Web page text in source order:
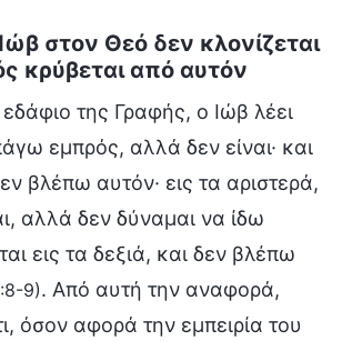
στον Θεό δεν κλονίζεται
κρύβεται από αυτόν
της Γραφής, ο Ιώβ λέει
εμπρός, αλλά δεν είναι· και
βλέπω αυτόν· εις τα αριστερά,
αλλά δεν δύναμαι να ίδω
εις τα δεξιά, και δεν βλέπω
9). Από αυτή την αναφορά,
όσον αφορά την εμπειρία του